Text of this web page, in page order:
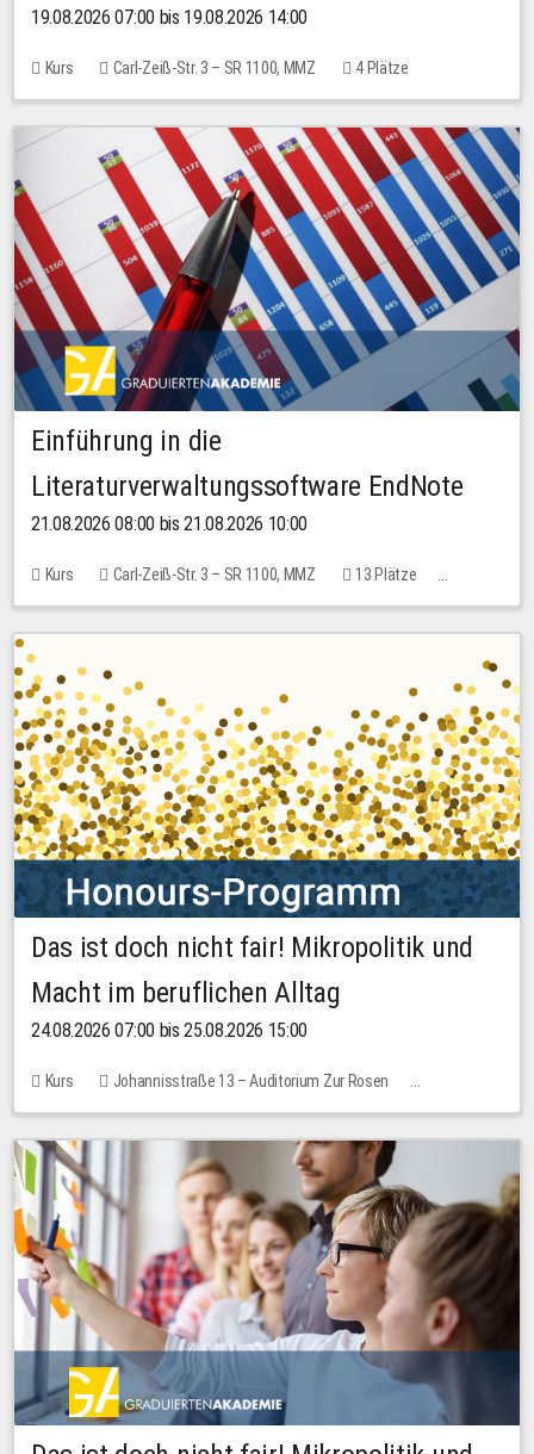
19.08.2026 07:00 bis 19.08.2026 14:00
Kurs Carl-Zeiß-Str. 3 – SR 1100, MMZ 4 Plätze
Einführung in die
Literaturverwaltungssoftware EndNote
21.08.2026 08:00 bis 21.08.2026 10:00
Kurs Carl-Zeiß-Str. 3 – SR 1100, MMZ
13 Plätze
10,00 EUR
Das ist doch nicht fair! Mikropolitik und
Macht im beruflichen Alltag
24.08.2026 07:00 bis 25.08.2026 15:00
Kurs
Johannisstraße 13 – Auditorium Zur Rosen
Keine freien Plätze